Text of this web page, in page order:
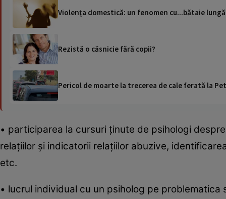
Violenţa domestică: un fenomen cu...bătaie lungă
Rezistă o căsnicie fără copii?
Pericol de moarte la trecerea de cale ferată la
• participarea la cursuri ţinute de psihologi
relaţiilor şi indicatorii relaţiilor abuzive,
etc.
• lucrul individual cu un psiholog pe